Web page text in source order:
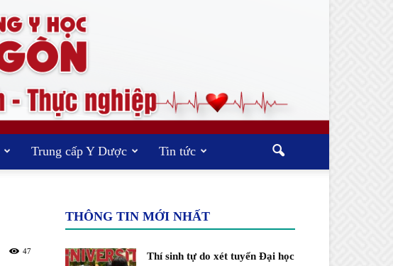
Trung cấp Y Dược Tin tức
47
THÔNG TIN MỚI NHẤT
Thí sinh tự do xét tuyển Đại học